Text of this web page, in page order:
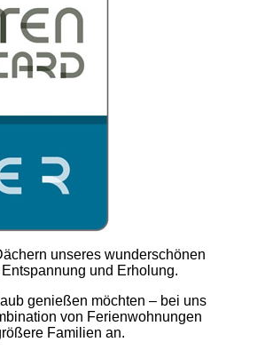
unseres wunderschönen
und Erholung.
genießen möchten – bei uns
von Ferienwohnungen
Familien an.